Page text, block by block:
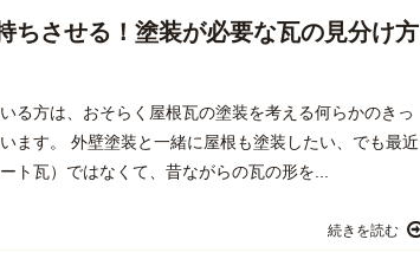
ちさせる！塗装が必要な瓦の見分け方
る方は、おそらく屋根瓦の塗装を考える何らかのきっ
ます。 外壁塗装と一緒に屋根も塗装したい、でも最近
ト瓦）ではなくて、昔ながらの瓦の形を...
続きを読む